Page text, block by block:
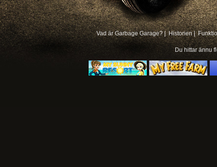
Vad är Garbage Garage? | Historien |
Du hittar ännu